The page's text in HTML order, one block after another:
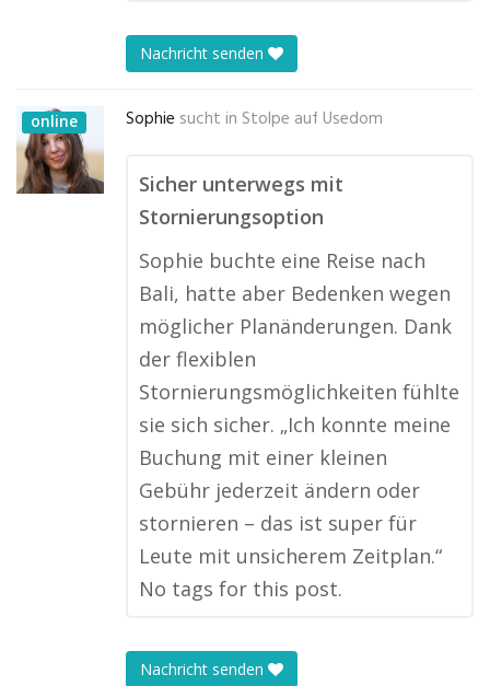
Nachricht senden
online Sophie sucht in Stolpe auf Usedom
Sicher unterwegs mit
Stornierungsoption
Sophie buchte eine Reise nach
Bali, hatte aber Bedenken wegen
möglicher Planänderungen. Dank
der flexiblen
Stornierungsmöglichkeiten fühlte
sie sich sicher. „Ich konnte meine
Buchung mit einer kleinen
Gebühr jederzeit ändern oder
stornieren – das ist super für
Leute mit unsicherem Zeitplan.“
No tags for this post.
Nachricht senden